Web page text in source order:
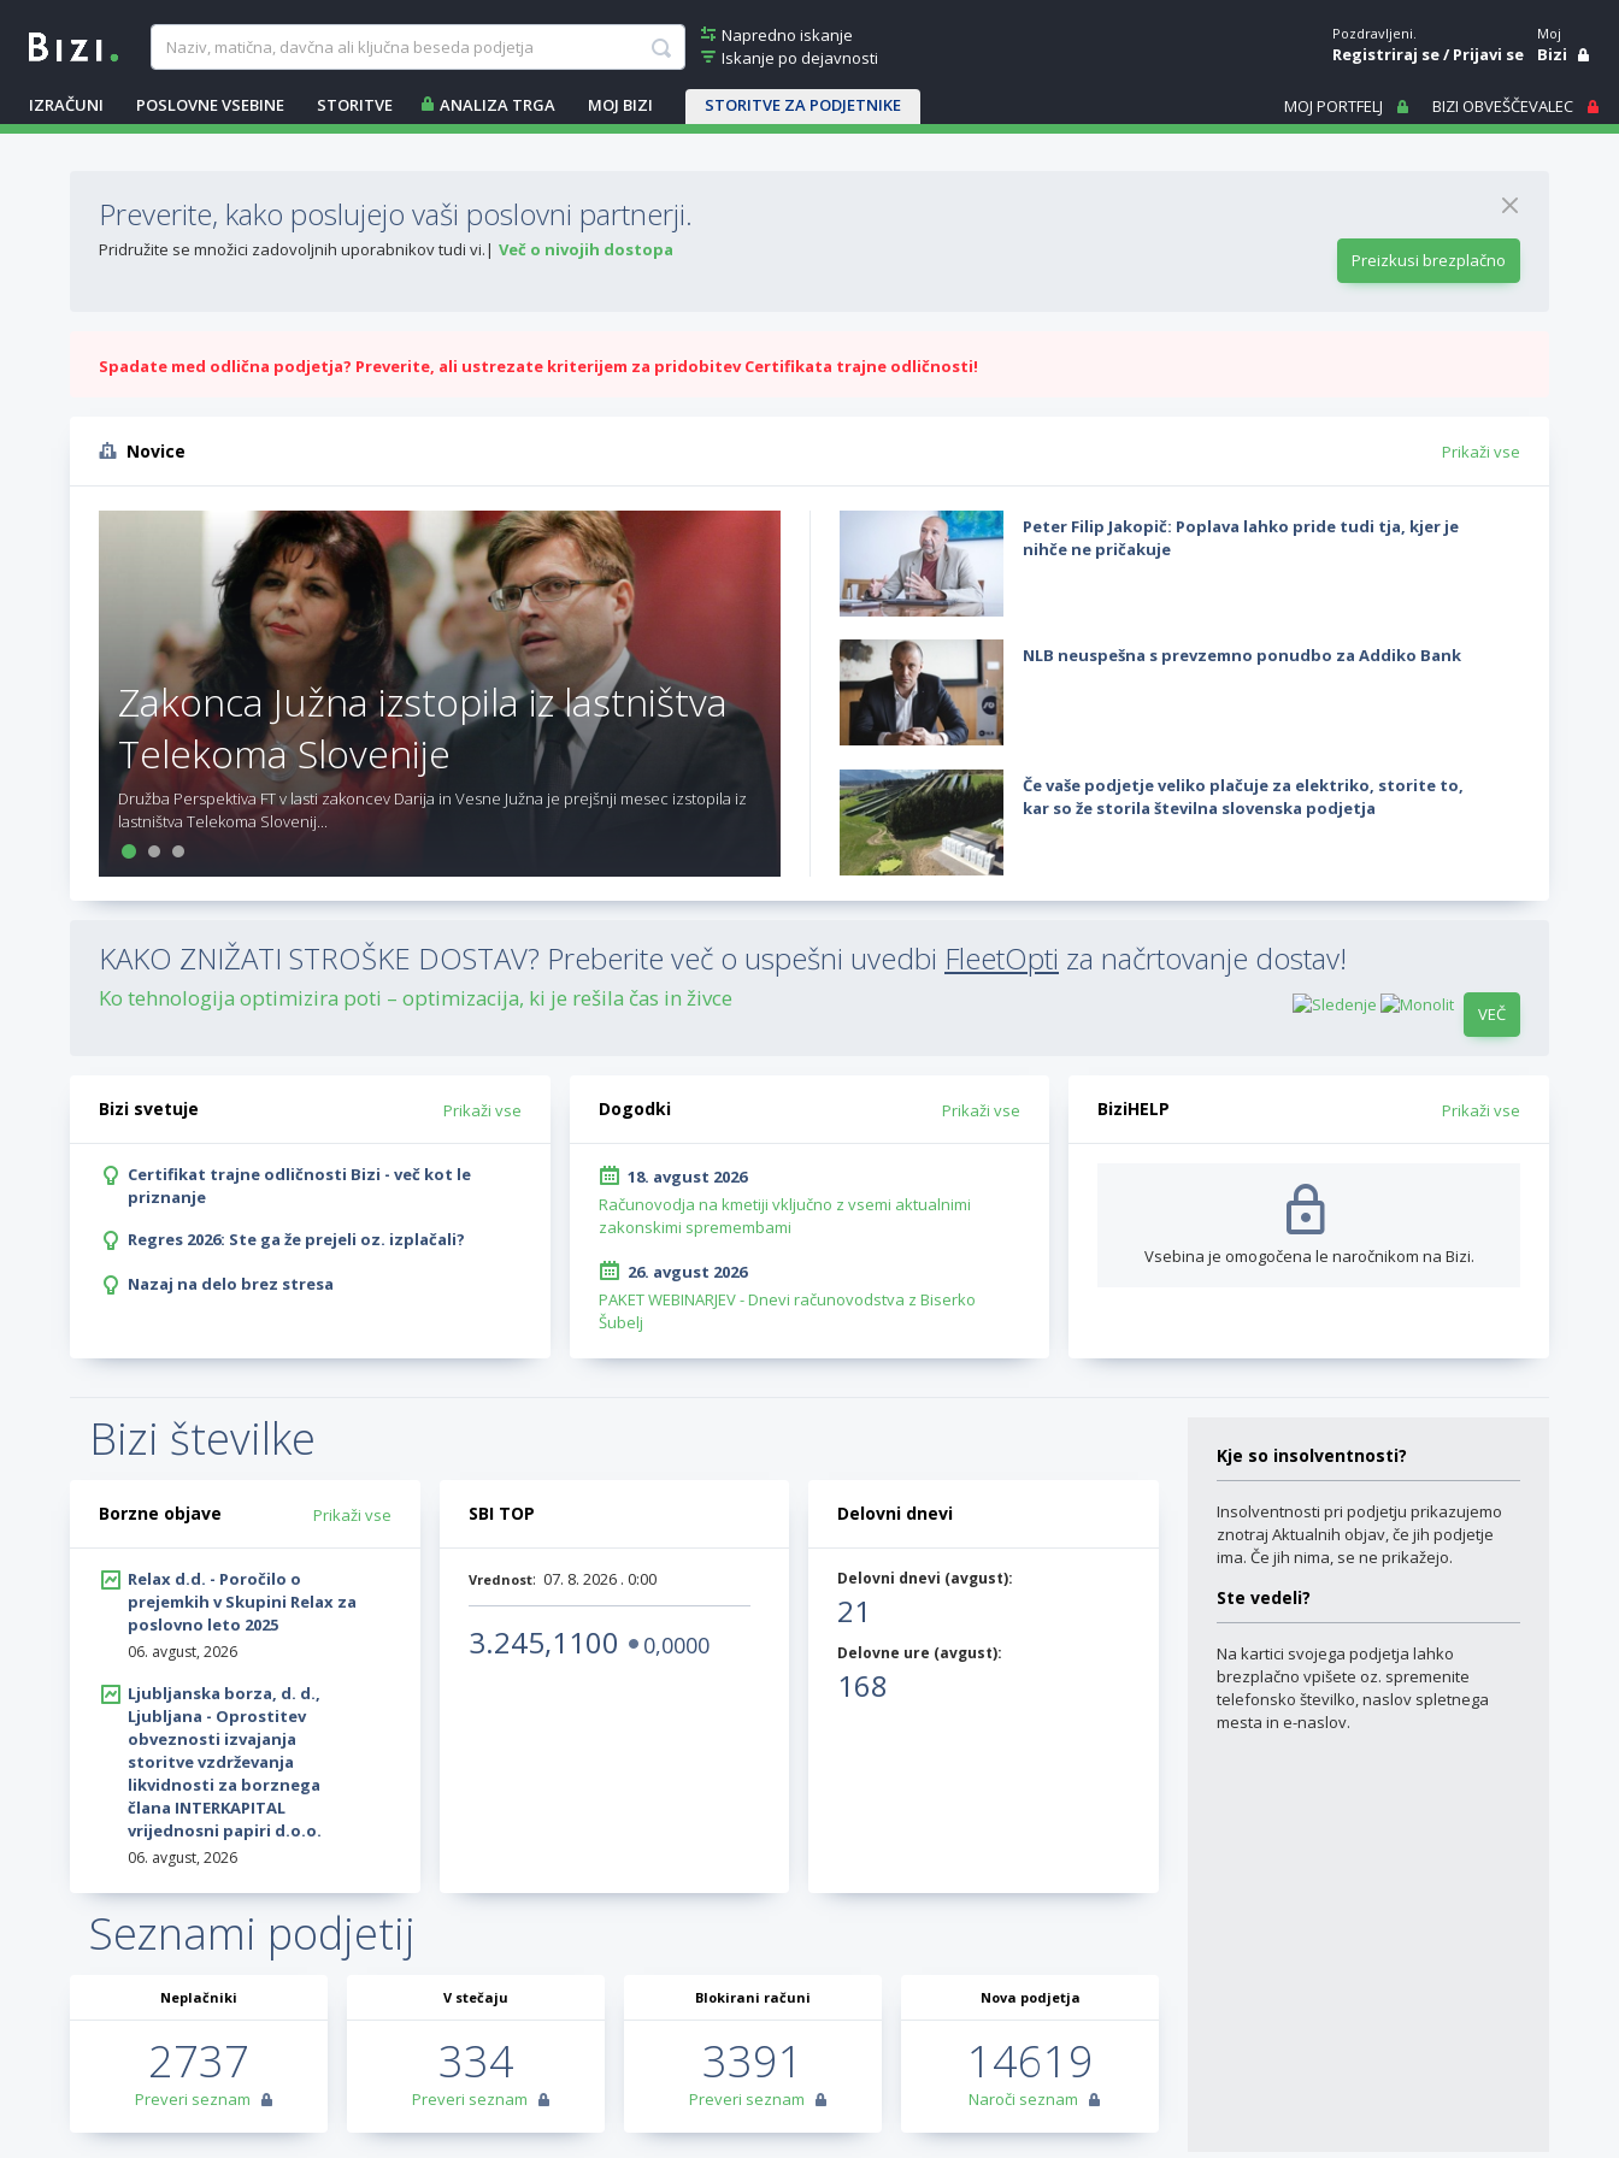
Napredno iskanje
Iskanje po dejavnosti
IZRAČUNI POSLOVNE VSEBINE STORITVE ANALIZA TRGA MOJ BIZI STORITVE ZA PODJETNIKE
Pozdravljeni.
Registriraj se/Prijavi se
Moj
Bizi
MOJ PORTFELJ BIZI OBVEŠČEVALEC
Preverite, kako poslujejo vaši poslovni partnerji.
Pridružite se množici zadovoljnih uporabnikov tudi vi. Več o nivojih dostopa Preizkusi brezplačno
Spadate med odlična podjetja? Preverite, ali ustrezate kriterijem za pridobitev Certifikata trajne odličnosti!
Novice Prikaži vse
Zakonca Južna izstopila iz lastništva
Telekoma Slovenije
Družba Perspektiva FT v lasti zakoncev Darija in Vesne Južna je prejšnji mesec izstopila iz
lastništva Telekoma Slovenij...
Peter Filip Jakopič: Poplava lahko pride tudi tja, kjer je
nihče ne pričakuje
NLB neuspešna s prevzemno ponudbo za Addiko Bank
Če vaše podjetje veliko plačuje za elektriko, storite to,
kar so že storila številna slovenska podjetja
KAKO ZNIŽATI STROŠKE DOSTAV? Preberite več o uspešni uvedbi FleetOpti za načrtovanje dostav!
Ko tehnologija optimizira poti – optimizacija, ki je rešila čas in živce
VEČ
Bizi svetuje Prikaži vse
Certifikat trajne odličnosti Bizi - več kot le
priznanje
Regres 2026: Ste ga že prejeli oz. izplačali?
Nazaj na delo brez stresa
Dogodki Prikaži vse
18. avgust 2026
Računovodja na kmetiji vključno z vsemi aktualnimi
zakonskimi spremembami
26. avgust 2026
PAKET WEBINARJEV - Dnevi računovodstva z Biserko
Šubelj
BiziHELP Prikaži vse
Vsebina je omogočena le naročnikom na Bizi.
Bizi številke
Borzne objave Prikaži vse
Relax d.d. - Poročilo o
prejemkih v Skupini Relax za
poslovno leto 2025
06. avgust, 2026
Ljubljanska borza, d. d.,
Ljubljana - Oprostitev
obveznosti izvajanja
storitve vzdrževanja
likvidnosti za borznega
člana INTERKAPITAL
vrijednosni papiri d.o.o.
06. avgust, 2026
SBI TOP
Vrednost: 07. 8. 2026 . 0:00
3.245,1100 0,0000
Delovni dnevi
Delovni dnevi (avgust):
21
Delovne ure (avgust):
168
Seznami podjetij
Neplačniki
2737
Preveri seznam
V stečaju
334
Preveri seznam
Blokirani računi
3391
Preveri seznam
Nova podjetja
14619
Naroči seznam
Kje so insolventnosti?
Insolventnosti pri podjetju prikazujemo
znotraj Aktualnih objav, če jih podjetje
ima. Če jih nima, se ne prikažejo.
Ste vedeli?
Na kartici svojega podjetja lahko
brezplačno vpišete oz. spremenite
telefonsko številko, naslov spletnega
mesta in e-naslov.